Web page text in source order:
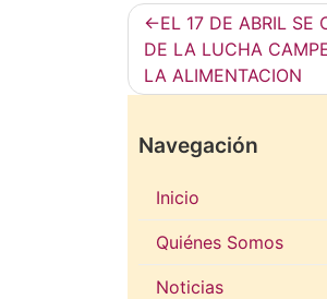
Navegación
de
entradas
EL 17 DE ABRIL SE
DE LA LUCHA
LA ALIMENTACION
Navegación
Inicio
Quiénes Somos
Noticias